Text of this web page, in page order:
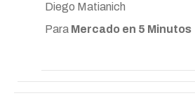
Diego Matianich
Para Mercado en 5 Minutos